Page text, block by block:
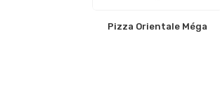
Pizza Orientale Méga